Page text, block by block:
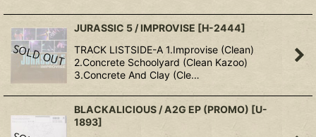
JURASSIC 5 / IMPROVISE [H-2444]
TRACK LISTSIDE-A 1.Improvise (Clean)
2.Concrete Schoolyard (Clean Kazoo)
3.Concrete And Clay (Cle…
BLACKALICIOUS / A2G EP (PROMO) [U-
1893]